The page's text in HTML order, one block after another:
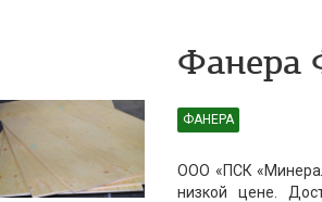
Фанера
ФАНЕРА
ООО «ПСК
низкой цене.